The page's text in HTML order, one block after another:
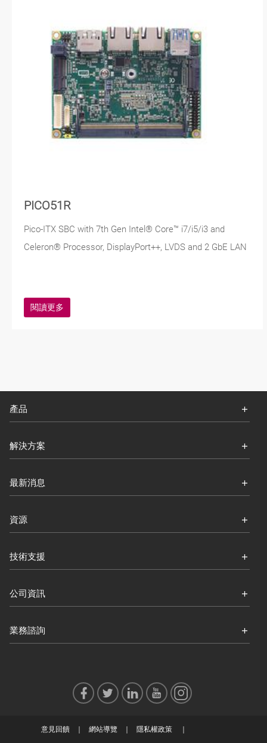
PICO51R
Pico-ITX SBC with 7th Gen Intel® Core™ i7/i5/i3 and
Celeron® Processor, DisplayPort++, LVDS and 2 GbE LAN
閱讀更多
產品
解決方案
最新消息
資源
技術支援
公司資訊
業務諮詢
意見回饋 網站導覽 隱私權政策